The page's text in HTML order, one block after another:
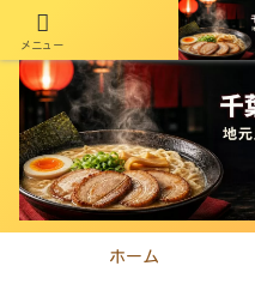
千葉在住50年以上のminiがラー
ホーム
メニュー